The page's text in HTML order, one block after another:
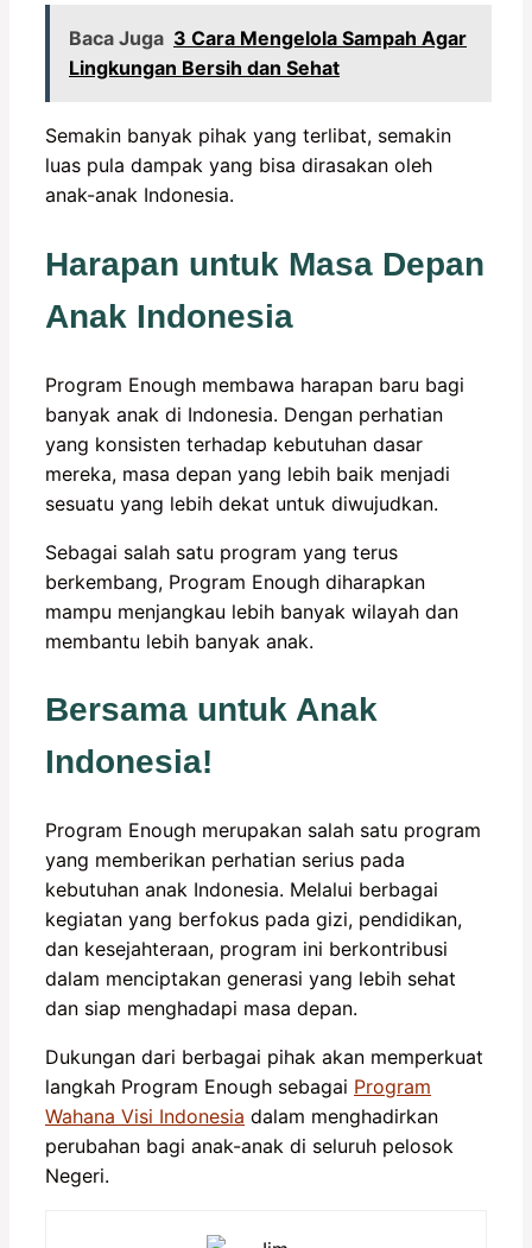
Baca Juga 3 Cara Mengelola Sampah Agar
Lingkungan Bersih dan Sehat
Semakin banyak pihak yang terlibat, semakin
luas pula dampak yang bisa dirasakan oleh
anak-anak Indonesia.
Harapan untuk Masa Depan
Anak Indonesia
Program Enough membawa harapan baru bagi
banyak anak di Indonesia. Dengan perhatian
yang konsisten terhadap kebutuhan dasar
mereka, masa depan yang lebih baik menjadi
sesuatu yang lebih dekat untuk diwujudkan.
Sebagai salah satu program yang terus
berkembang, Program Enough diharapkan
mampu menjangkau lebih banyak wilayah dan
membantu lebih banyak anak.
Bersama untuk Anak
Indonesia!
Program Enough merupakan salah satu program
yang memberikan perhatian serius pada
kebutuhan anak Indonesia. Melalui berbagai
kegiatan yang berfokus pada gizi, pendidikan,
dan kesejahteraan, program ini berkontribusi
dalam menciptakan generasi yang lebih sehat
dan siap menghadapi masa depan.
Dukungan dari berbagai pihak akan memperkuat
langkah Program Enough sebagai Program
Wahana Visi Indonesia dalam menghadirkan
perubahan bagi anak-anak di seluruh pelosok
Negeri.